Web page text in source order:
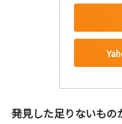
発見した足りないもの